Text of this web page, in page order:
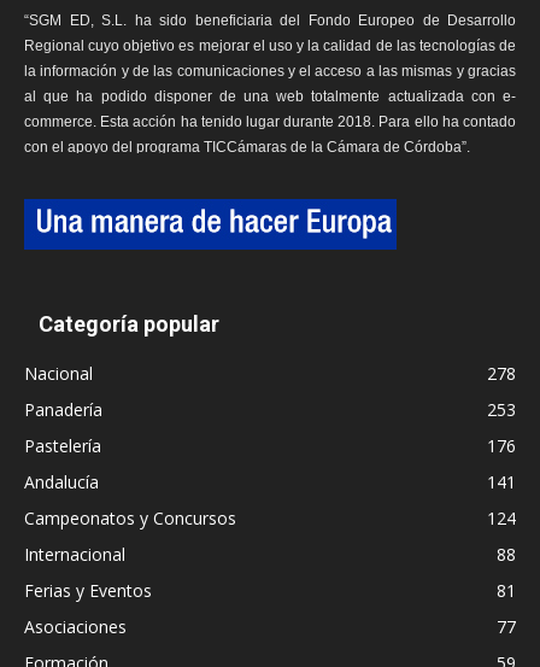
“SGM ED, S.L. ha sido beneficiaria del Fondo Europeo de Desarrollo
Regional cuyo objetivo es mejorar el uso y la calidad de las tecnologías de
la información y de las comunicaciones y el acceso a las mismas y gracias
al que ha podido disponer de una web totalmente actualizada con e-
commerce. Esta acción ha tenido lugar durante 2018. Para ello ha contado
con el apoyo del programa TICCámaras de la Cámara de Córdoba”.
Categoría popular
Nacional
278
Panadería
253
Pastelería
176
Andalucía
141
Campeonatos y Concursos
124
Internacional
88
Ferias y Eventos
81
Asociaciones
77